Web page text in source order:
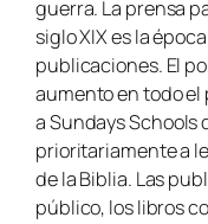
guerra. La prensa
siglo XIX es la
publicaciones. El
aumento en todo el
a Sundays Schools
prioritariamente a
de la Biblia. Las
público, los libros